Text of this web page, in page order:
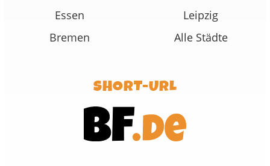
Essen
Leipzig
Bremen
Alle Städte
SHORT-URL